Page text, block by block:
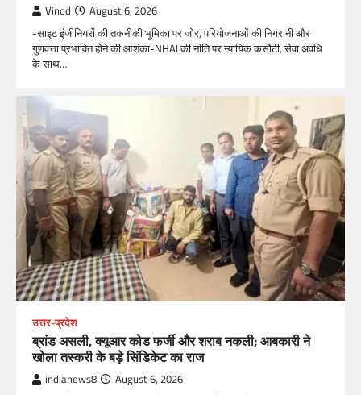
Vinod August 6, 2026
-साइट इंजीनियरों की तकनीकी भूमिका पर जोर, परियोजनाओं की निगरानी और
गुणवत्ता प्रभावित होने की आशंका-NHAI की नीति पर न्यायिक कसौटी, सेवा अवधि
के साथ…
उत्तर-प्रदेश
ब्रांड असली, क्यूआर कोड फर्जी और शराब नकली; आबकारी ने
खोला तस्करी के बड़े सिंडिकेट का राज
indianews8 August 6, 2026